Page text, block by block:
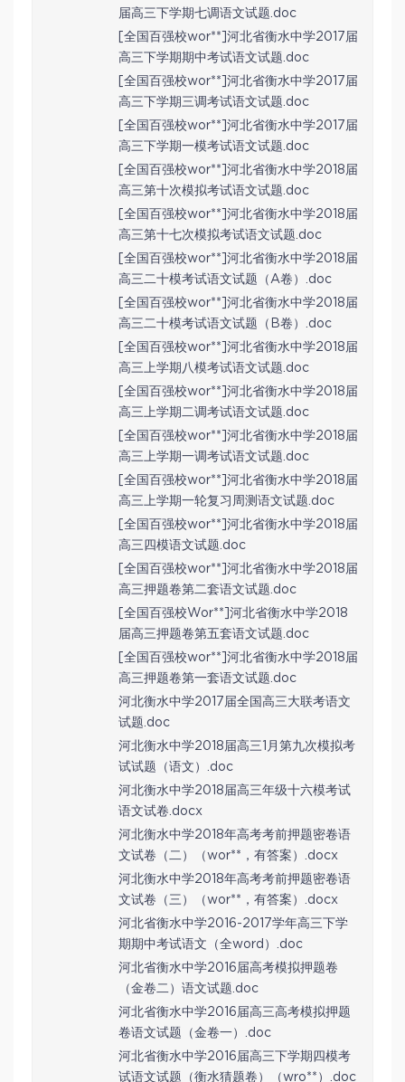
届高三下学期七调语文试题.doc
[全国百强校wor**]河北省衡水中学2017届
高三下学期期中考试语文试题.doc
[全国百强校wor**]河北省衡水中学2017届
高三下学期三调考试语文试题.doc
[全国百强校wor**]河北省衡水中学2017届
高三下学期一模考试语文试题.doc
[全国百强校wor**]河北省衡水中学2018届
高三第十次模拟考试语文试题.doc
[全国百强校wor**]河北省衡水中学2018届
高三第十七次模拟考试语文试题.doc
[全国百强校wor**]河北省衡水中学2018届
高三二十模考试语文试题（A卷）.doc
[全国百强校wor**]河北省衡水中学2018届
高三二十模考试语文试题（B卷）.doc
[全国百强校wor**]河北省衡水中学2018届
高三上学期八模考试语文试题.doc
[全国百强校wor**]河北省衡水中学2018届
高三上学期二调考试语文试题.doc
[全国百强校wor**]河北省衡水中学2018届
高三上学期一调考试语文试题.doc
[全国百强校wor**]河北省衡水中学2018届
高三上学期一轮复习周测语文试题.doc
[全国百强校wor**]河北省衡水中学2018届
高三四模语文试题.doc
[全国百强校wor**]河北省衡水中学2018届
高三押题卷第二套语文试题.doc
[全国百强校Wor**]河北省衡水中学2018
届高三押题卷第五套语文试题.doc
[全国百强校wor**]河北省衡水中学2018届
高三押题卷第一套语文试题.doc
河北衡水中学2017届全国高三大联考语文
试题.doc
河北衡水中学2018届高三1月第九次模拟考
试试题（语文）.doc
河北衡水中学2018届高三年级十六模考试
语文试卷.docx
河北衡水中学2018年高考考前押题密卷语
文试卷（二）（wor**，有答案）.docx
河北衡水中学2018年高考考前押题密卷语
文试卷（三）（wor**，有答案）.docx
河北省衡水中学2016-2017学年高三下学
期期中考试语文（全word）.doc
河北省衡水中学2016届高考模拟押题卷
（金卷二）语文试题.doc
河北省衡水中学2016届高三高考模拟押题
卷语文试题（金卷一）.doc
河北省衡水中学2016届高三下学期四模考
试语文试题（衡水猜题卷）（wro**）.doc